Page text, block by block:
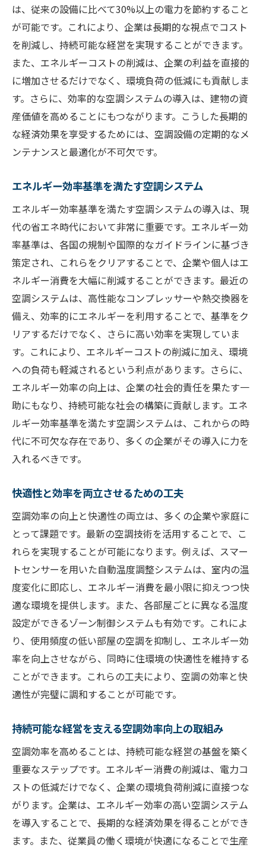
は、従来の設備に比べて30%以上の電力を節約すること
が可能です。これにより、企業は長期的な視点でコスト
を削減し、持続可能な経営を実現することができます。
また、エネルギーコストの削減は、企業の利益を直接的
に増加させるだけでなく、環境負荷の低減にも貢献しま
す。さらに、効率的な空調システムの導入は、建物の資
産価値を高めることにもつながります。こうした長期的
な経済効果を享受するためには、空調設備の定期的なメ
ンテナンスと最適化が不可欠です。
エネルギー効率基準を満たす空調システム
エネルギー効率基準を満たす空調システムの導入は、現
代の省エネ時代において非常に重要です。エネルギー効
率基準は、各国の規制や国際的なガイドラインに基づき
策定され、これらをクリアすることで、企業や個人はエ
ネルギー消費を大幅に削減することができます。最近の
空調システムは、高性能なコンプレッサーや熱交換器を
備え、効率的にエネルギーを利用することで、基準をク
リアするだけでなく、さらに高い効率を実現していま
す。これにより、エネルギーコストの削減に加え、環境
への負荷も軽減されるという利点があります。さらに、
エネルギー効率の向上は、企業の社会的責任を果たす一
助にもなり、持続可能な社会の構築に貢献します。エネ
ルギー効率基準を満たす空調システムは、これからの時
代に不可欠な存在であり、多くの企業がその導入に力を
入れるべきです。
快適性と効率を両立させるための工夫
空調効率の向上と快適性の両立は、多くの企業や家庭に
とって課題です。最新の空調技術を活用することで、こ
れらを実現することが可能になります。例えば、スマー
トセンサーを用いた自動温度調整システムは、室内の温
度変化に即応し、エネルギー消費を最小限に抑えつつ快
適な環境を提供します。また、各部屋ごとに異なる温度
設定ができるゾーン制御システムも有効です。これによ
り、使用頻度の低い部屋の空調を抑制し、エネルギー効
率を向上させながら、同時に住環境の快適性を維持する
ことができます。これらの工夫により、空調の効率と快
適性が完璧に調和することが可能です。
持続可能な経営を支える空調効率向上の取組み
空調効率を高めることは、持続可能な経営の基盤を築く
重要なステップです。エネルギー消費の削減は、電力コ
ストの低減だけでなく、企業の環境負荷削減に直接つな
がります。企業は、エネルギー効率の高い空調システム
を導入することで、長期的な経済効果を得ることができ
ます。また、従業員の働く環境が快適になることで生産